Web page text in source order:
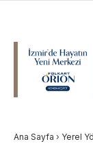
Ana Sayfa › Yerel